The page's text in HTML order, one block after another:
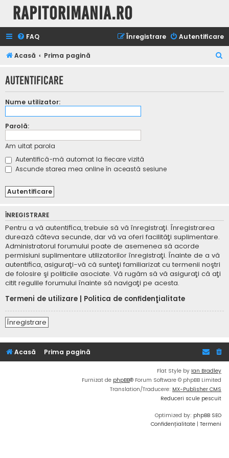
Rapitorimania.ro
FAQ Autentificare
Înregistrare
Acasă Prima pagină
t
Autentificare
Nume utilizator:
Parolă:
Am uitat parola
Autentifică-mă automat la fiecare vizită
Ascunde starea mea online în această sesiune
ÎNREGISTRARE
Pentru a vă autentifica, trebuie să vă înregistraţi. Înregistrarea
durează câteva secunde, dar vă va oferi facilităţi suplimentare.
Administratorul forumului poate de asemenea să acorde
permisiuni suplimentare utilizatorilor înregistraţi. Înainte de a vă
autentifica, asiguraţi-vă că sunteţi familiarizat cu termenii noştri
de folosire şi politicile asociate. Vă rugăm să vă asiguraţi că aţi
citit regulile forumului înainte să navigaţi pe acesta.
Termeni de utilizare
Politica de confidenţialitate
Înregistrare
Acasă Prima pagină
Flat Style by Ian Bradley
Furnizat de phpBB® Forum Software © phpBB Limited
Translation/Traducere: MX-Publisher CMS
Reduceri scule pescuit
Optimized by: phpBB SEO
Confidențialitate | Termeni